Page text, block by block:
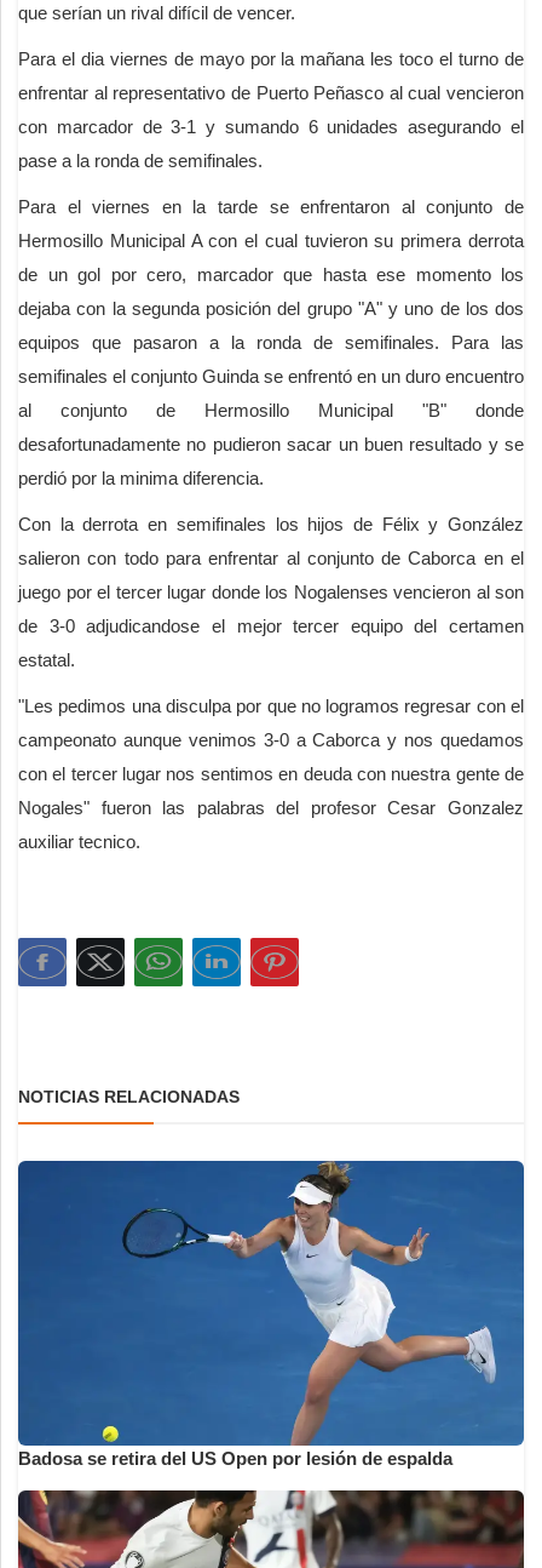
que serían un rival difícil de vencer.
Para el dia viernes de mayo por la mañana les toco el turno de
enfrentar al representativo de Puerto Peñasco al cual vencieron
con marcador de 3-1 y sumando 6 unidades asegurando el
pase a la ronda de semifinales.
Para el viernes en la tarde se enfrentaron al conjunto de
Hermosillo Municipal A con el cual tuvieron su primera derrota
de un gol por cero, marcador que hasta ese momento los
dejaba con la segunda posición del grupo "A" y uno de los dos
equipos que pasaron a la ronda de semifinales. Para las
semifinales el conjunto Guinda se enfrentó en un duro encuentro
al conjunto de Hermosillo Municipal "B" donde
desafortunadamente no pudieron sacar un buen resultado y se
perdió por la minima diferencia.
Con la derrota en semifinales los hijos de Félix y González
salieron con todo para enfrentar al conjunto de Caborca en el
juego por el tercer lugar donde los Nogalenses vencieron al son
de 3-0 adjudicandose el mejor tercer equipo del certamen
estatal.
"Les pedimos una disculpa por que no logramos regresar con el
campeonato aunque venimos 3-0 a Caborca y nos quedamos
con el tercer lugar nos sentimos en deuda con nuestra gente de
Nogales" fueron las palabras del profesor Cesar Gonzalez
auxiliar tecnico.
NOTICIAS RELACIONADAS
Badosa se retira del US Open por lesión de espalda